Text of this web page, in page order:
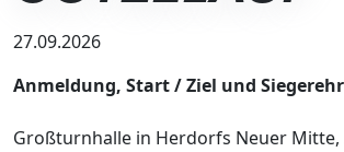
27.09.2026
Anmeldung, Start / Ziel und
Großturnhalle in Herdorfs Neuer Mitte,